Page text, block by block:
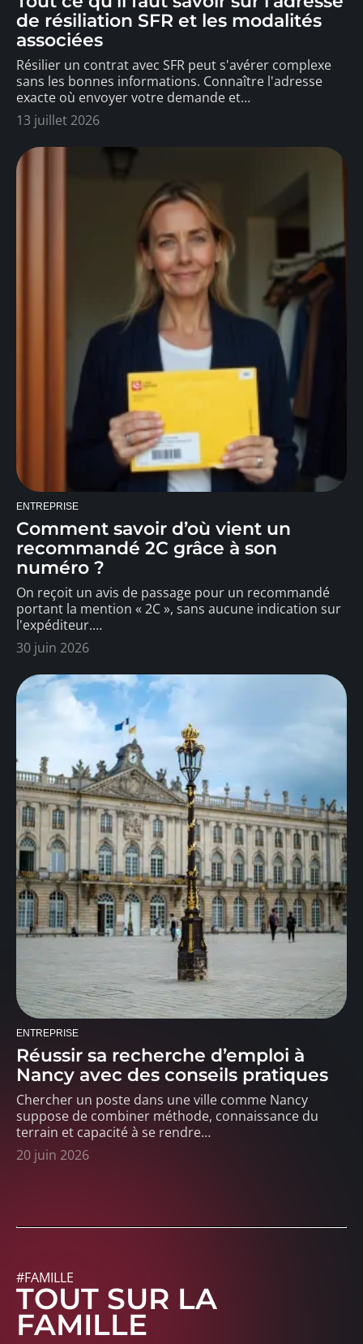
de résiliation SFR et les modalités
associées
Résilier un contrat avec SFR peut s'avérer complexe
sans les bonnes informations. Connaître l'adresse
exacte où envoyer votre demande et…
13 juillet 2026
ENTREPRISE
Comment savoir d’où vient un
recommandé 2C grâce à son
numéro ?
On reçoit un avis de passage pour un recommandé
portant la mention « 2C », sans aucune indication sur
l'expéditeur.…
30 juin 2026
ENTREPRISE
Réussir sa recherche d’emploi à
Nancy avec des conseils pratiques
Chercher un poste dans une ville comme Nancy
suppose de combiner méthode, connaissance du
terrain et capacité à se rendre…
20 juin 2026
#FAMILLE
TOUT SUR LA
FAMILLE